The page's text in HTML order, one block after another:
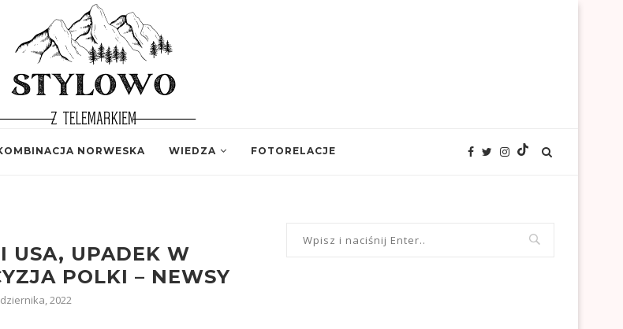
NORWESKA WIEDZA FOTORELACJE
USA, UPADEK W
POLKI – NEWSY
2022